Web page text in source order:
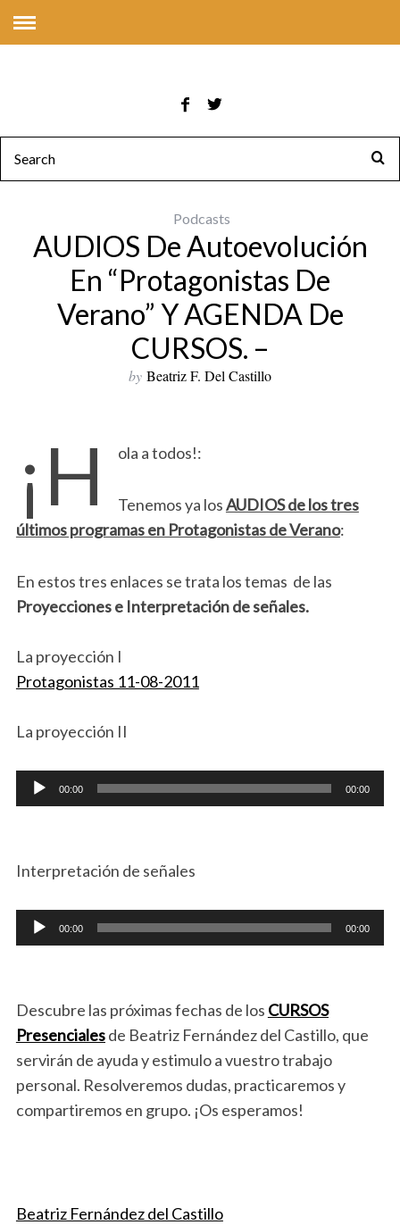
Podcasts
AUDIOS De Autoevolución
En “Protagonistas De
Verano” Y AGENDA De
CURSOS. –
by Beatriz F. Del Castillo
¡H ola a todos!:
Tenemos ya losAUDIOS de los tres
últimos programas en Protagonistas de Verano:
En estos tres enlaces se trata los temas de las
Proyecciones e Interpretación de señales.
La proyección I
Protagonistas 11-08-2011
La proyección II
Reproductor
de
00:00 00:00
Interpretación de señales
Reproductor
de
00:00 00:00
Descubre las próximas fechas de los CURSOS
Presencialesde Beatriz Fernández del Castillo, que
servirán de ayuda y estimulo a vuestro trabajo
personal. Resolveremos dudas, practicaremos y
compartiremos en grupo. ¡Os esperamos!
Beatriz Fernández del Castillo